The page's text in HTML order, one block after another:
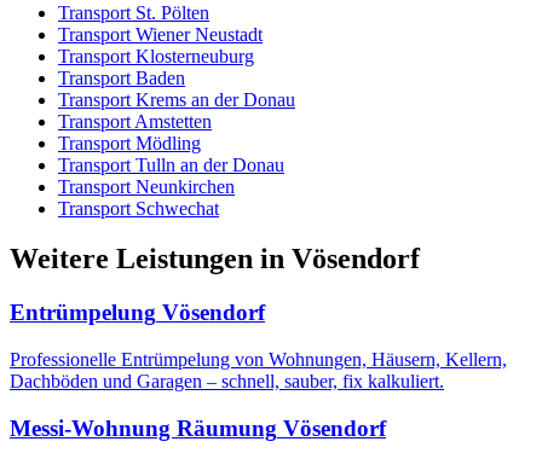
Transport St. Pölten
Transport Wiener Neustadt
Transport Klosterneuburg
Transport Baden
Transport Krems an der Donau
Transport Amstetten
Transport Mödling
Transport Tulln an der Donau
Transport Neunkirchen
Transport Schwechat
Weitere Leistungen in Vösendorf
Entrümpelung Vösendorf
Professionelle Entrümpelung von Wohnungen, Häusern, Kellern,
Dachböden und Garagen – schnell, sauber, fix kalkuliert.
Messi-Wohnung Räumung Vösendorf